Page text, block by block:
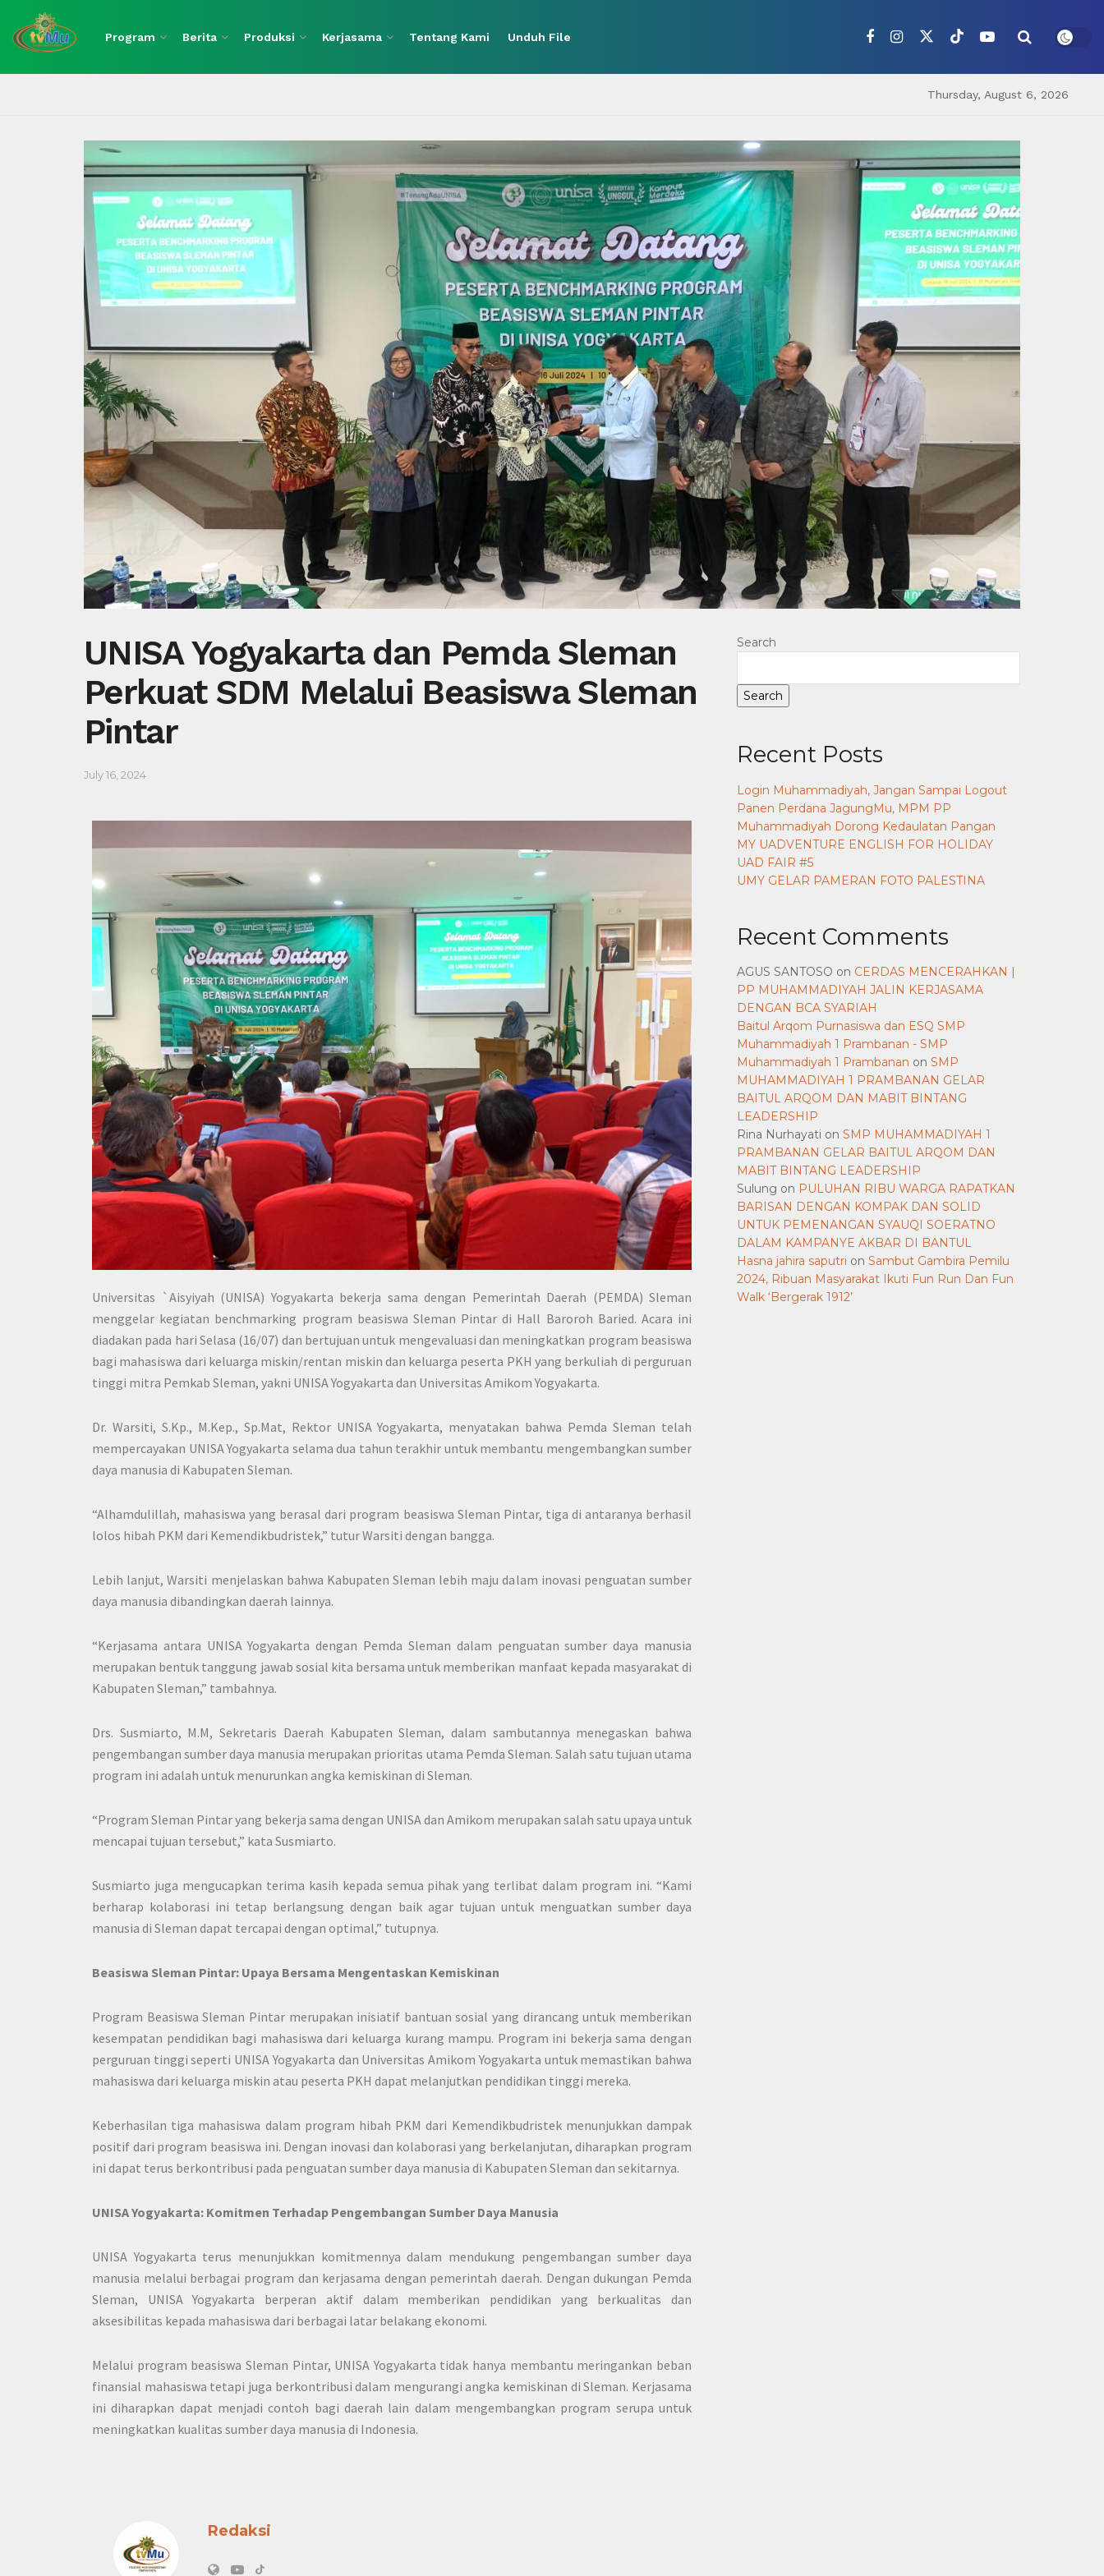
Program Berita Produksi Kerjasama Tentang Kami Unduh File
Thursday, August 6, 2026
UNISA Yogyakarta dan Pemda Sleman
Perkuat SDM Melalui Beasiswa Sleman
Pintar
July 16, 2024
Universitas `Aisyiyah (UNISA) Yogyakarta bekerja sama dengan Pemerintah Daerah (PEMDA) Sleman
menggelar kegiatan benchmarking program beasiswa Sleman Pintar di Hall Baroroh Baried. Acara ini
diadakan pada hari Selasa (16/07) dan bertujuan untuk mengevaluasi dan meningkatkan program beasiswa
bagi mahasiswa dari keluarga miskin/rentan miskin dan keluarga peserta PKH yang berkuliah di perguruan
tinggi mitra Pemkab Sleman, yakni UNISA Yogyakarta dan Universitas Amikom Yogyakarta.
Dr. Warsiti, S.Kp., M.Kep., Sp.Mat, Rektor UNISA Yogyakarta, menyatakan bahwa Pemda Sleman telah
mempercayakan UNISA Yogyakarta selama dua tahun terakhir untuk membantu mengembangkan sumber
daya manusia di Kabupaten Sleman.
“Alhamdulillah, mahasiswa yang berasal dari program beasiswa Sleman Pintar, tiga di antaranya berhasil
lolos hibah PKM dari Kemendikbudristek,” tutur Warsiti dengan bangga.
Lebih lanjut, Warsiti menjelaskan bahwa Kabupaten Sleman lebih maju dalam inovasi penguatan sumber
daya manusia dibandingkan daerah lainnya.
“Kerjasama antara UNISA Yogyakarta dengan Pemda Sleman dalam penguatan sumber daya manusia
merupakan bentuk tanggung jawab sosial kita bersama untuk memberikan manfaat kepada masyarakat di
Kabupaten Sleman,” tambahnya.
Drs. Susmiarto, M.M, Sekretaris Daerah Kabupaten Sleman, dalam sambutannya menegaskan bahwa
pengembangan sumber daya manusia merupakan prioritas utama Pemda Sleman. Salah satu tujuan utama
program ini adalah untuk menurunkan angka kemiskinan di Sleman.
“Program Sleman Pintar yang bekerja sama dengan UNISA dan Amikom merupakan salah satu upaya untuk
mencapai tujuan tersebut,” kata Susmiarto.
Susmiarto juga mengucapkan terima kasih kepada semua pihak yang terlibat dalam program ini. “Kami
berharap kolaborasi ini tetap berlangsung dengan baik agar tujuan untuk menguatkan sumber daya
manusia di Sleman dapat tercapai dengan optimal,” tutupnya.
Beasiswa Sleman Pintar: Upaya Bersama Mengentaskan Kemiskinan
Program Beasiswa Sleman Pintar merupakan inisiatif bantuan sosial yang dirancang untuk memberikan
kesempatan pendidikan bagi mahasiswa dari keluarga kurang mampu. Program ini bekerja sama dengan
perguruan tinggi seperti UNISA Yogyakarta dan Universitas Amikom Yogyakarta untuk memastikan bahwa
mahasiswa dari keluarga miskin atau peserta PKH dapat melanjutkan pendidikan tinggi mereka.
Keberhasilan tiga mahasiswa dalam program hibah PKM dari Kemendikbudristek menunjukkan dampak
positif dari program beasiswa ini. Dengan inovasi dan kolaborasi yang berkelanjutan, diharapkan program
ini dapat terus berkontribusi pada penguatan sumber daya manusia di Kabupaten Sleman dan sekitarnya.
UNISA Yogyakarta: Komitmen Terhadap Pengembangan Sumber Daya Manusia
UNISA Yogyakarta terus menunjukkan komitmennya dalam mendukung pengembangan sumber daya
manusia melalui berbagai program dan kerjasama dengan pemerintah daerah. Dengan dukungan Pemda
Sleman, UNISA Yogyakarta berperan aktif dalam memberikan pendidikan yang berkualitas dan
aksesibilitas kepada mahasiswa dari berbagai latar belakang ekonomi.
Melalui program beasiswa Sleman Pintar, UNISA Yogyakarta tidak hanya membantu meringankan beban
finansial mahasiswa tetapi juga berkontribusi dalam mengurangi angka kemiskinan di Sleman. Kerjasama
ini diharapkan dapat menjadi contoh bagi daerah lain dalam mengembangkan program serupa untuk
meningkatkan kualitas sumber daya manusia di Indonesia.
Redaksi
Search
Search
Recent Posts
Login Muhammadiyah, Jangan Sampai Logout
Panen Perdana JagungMu, MPM PP
Muhammadiyah Dorong Kedaulatan Pangan
MY UADVENTURE ENGLISH FOR HOLIDAY
UAD FAIR #5
UMY GELAR PAMERAN FOTO PALESTINA
Recent Comments
AGUS SANTOSO on CERDAS MENCERAHKAN |
PP MUHAMMADIYAH JALIN KERJASAMA
DENGAN BCA SYARIAH
Baitul Arqom Purnasiswa dan ESQ SMP
Muhammadiyah 1 Prambanan - SMP
Muhammadiyah 1 Prambanan on SMP
MUHAMMADIYAH 1 PRAMBANAN GELAR
BAITUL ARQOM DAN MABIT BINTANG
LEADERSHIP
Rina Nurhayati on SMP MUHAMMADIYAH 1
PRAMBANAN GELAR BAITUL ARQOM DAN
MABIT BINTANG LEADERSHIP
Sulung on PULUHAN RIBU WARGA RAPATKAN
BARISAN DENGAN KOMPAK DAN SOLID
UNTUK PEMENANGAN SYAUQI SOERATNO
DALAM KAMPANYE AKBAR DI BANTUL
Hasna jahira saputri on Sambut Gambira Pemilu
2024, Ribuan Masyarakat Ikuti Fun Run Dan Fun
Walk ‘Bergerak 1912’